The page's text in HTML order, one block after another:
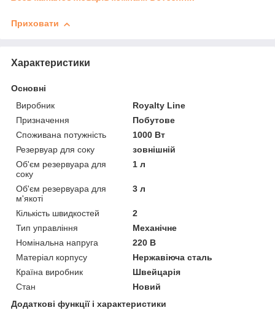
Приховати
Характеристики
Основні
Виробник
Royalty Line
Призначення
Побутове
Споживана потужність
1000 Вт
Резервуар для соку
зовнішній
Об'єм резервуара для
соку
1 л
Об'єм резервуара для
м'якоті
3 л
Кількість швидкостей
2
Тип управління
Механічне
Номінальна напруга
220 В
Матеріал корпусу
Нержавіюча сталь
Країна виробник
Швейцарія
Стан
Новий
Додаткові функції і характеристики